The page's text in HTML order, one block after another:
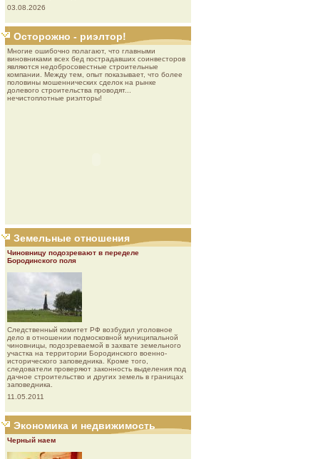
03.08.2026
Осторожно - риэлтор!
Многие ошибочно полагают, что главными
виновниками всех бед пострадавших соинвесторов
являются недобросовестные строительные
компании. Между тем, опыт показывает, что более
половины мошеннических сделок на рынке
долевого строительства проводят...
нечистоплотные риэлторы!
Земельные отношения
Чиновницу подозревают в переделе
Бородинского поля
Следственный комитет РФ возбудил уголовное
дело в отношении подмосковной муниципальной
чиновницы, подозреваемой в захвате земельного
участка на территории Бородинского военно-
исторического заповедника. Кроме того,
следователи проверяют законность выделения под
дачное строительство и других земель в границах
заповедника.
11.05.2011
Экономика и недвижимость
Черный наем